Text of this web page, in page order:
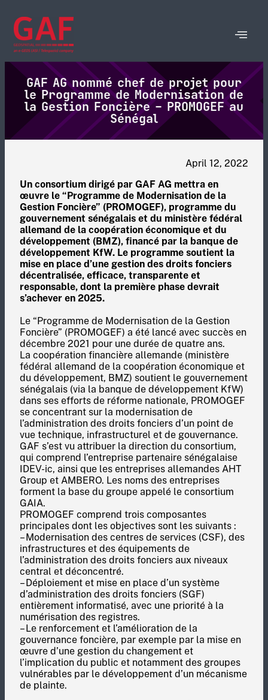
GAF AG nommé chef de projet pour
le Programme de Modernisation de
la Gestion Foncière – PROMOGEF au
Sénégal
April 12, 2022
Un consortium dirigé par GAF AG mettra en
œuvre le “Programme de Modernisation de la
Gestion Foncière” (PROMOGEF), programme du
gouvernement sénégalais et du ministère fédéral
allemand de la coopération économique et du
développement (BMZ), financé par la banque de
développement KfW. Le programme soutient la
mise en place d’une gestion des droits fonciers
décentralisée, efficace, transparente et
responsable, dont la première phase devrait
s’achever en 2025.
Le “Programme de Modernisation de la Gestion
Foncière” (PROMOGEF) a été lancé avec succès en
décembre 2021 pour une durée de quatre ans.
La coopération financière allemande (ministère
fédéral allemand de la coopération économique et
du développement, BMZ) soutient le gouvernement
sénégalais (via la banque de développement KfW)
dans ses efforts de réforme nationale, PROMOGEF
se concentrant sur la modernisation de
l’administration des droits fonciers d’un point de
vue technique, infrastructurel et de gouvernance.
GAF s’est vu attribuer la direction du consortium,
qui comprend l’entreprise partenaire sénégalaise
IDEV-ic, ainsi que les entreprises allemandes AHT
Group et AMBERO. Les noms des entreprises
forment la base du groupe appelé le consortium
GAIA.
PROMOGEF comprend trois composantes
principales dont les objectives sont les suivants :
– Modernisation des centres de services (CSF), des
infrastructures et des équipements de
l’administration des droits fonciers aux niveaux
central et déconcentré.
– Déploiement et mise en place d’un système
d’administration des droits fonciers (SGF)
entièrement informatisé, avec une priorité à la
numérisation des registres.
– Le renforcement et l’amélioration de la
gouvernance foncière, par exemple par la mise en
œuvre d’une gestion du changement et
l’implication du public et notamment des groupes
vulnérables par le développement d’un mécanisme
de plainte.